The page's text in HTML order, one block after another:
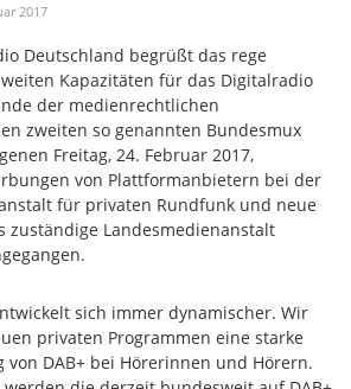
2017
Deutschland begrüßt das rege
Kapazitäten für das Digitalradio
der medienrechtlichen
zweiten so genannten Bundesmux
Freitag, 24. Februar 2017,
von Plattformanbietern bei der
für privaten Rundfunk und neue
zuständige Landesmedienanstalt
sich immer dynamischer. Wir
privaten Programmen eine starke
von DAB+ bei Hörerinnen und Hörern.